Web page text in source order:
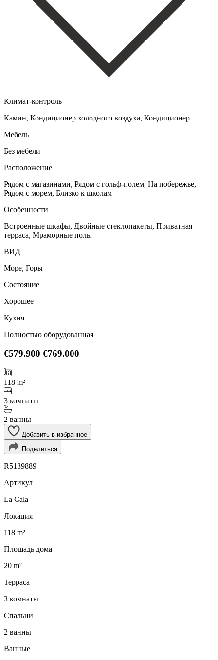
Климат-контроль
Камин, Кондиционер холодного воздуха, Кондиционер
Мебель
Без мебели
Расположение
Рядом с магазинами, Рядом с гольф-полем, На побережье,
Рядом с морем, Близко к школам
Особенности
Встроенные шкафы, Двойные стеклопакеты, Приватная
терраса, Мраморные полы
ВИД
Море, Горы
Состояние
Хорошее
Кухня
Полностью оборудованная
€579.900 €769.000
118 m²
3 комнаты
2 ванны
Добавить в избранное
Поделиться
R5139889
Артикул
La Cala
Локация
118 m²
Площадь дома
20 m²
Терраса
3 комнаты
Спальни
2 ванны
Ванные